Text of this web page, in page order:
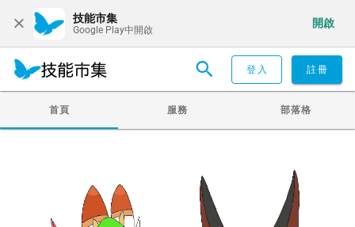
技能市集
Google Play中開啟
開啟
登入 註冊
首頁 服務 部落格